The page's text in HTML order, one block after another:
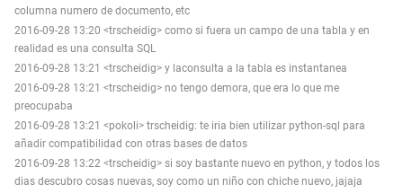
columna numero de documento, etc
2016-09-28 13:20 <trscheidig> como si fuera un campo de una tabla y en
realidad es una consulta SQL
2016-09-28 13:21 <trscheidig> y laconsulta a la tabla es instantanea
2016-09-28 13:21 <trscheidig> no tengo demora, que era lo que me
preocupaba
2016-09-28 13:21 <pokoli> trscheidig: te iria bien utilizar python-sql para
añadir compatibilidad con otras bases de datos
2016-09-28 13:22 <trscheidig> si soy bastante nuevo en python, y todos los
dias descubro cosas nuevas, soy como un niño con chiche nuevo, jajaja